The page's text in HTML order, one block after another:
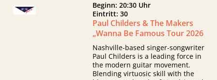
Beginn: 20:30 Uhr
Eintritt: 30
Paul Childers & The Makers
„Wanna Be Famous Tour 2026
Nashville-based singer-songwriter
Paul Childers is a leading force in
the modern guitar movement.
Blending virtuosic skill with the